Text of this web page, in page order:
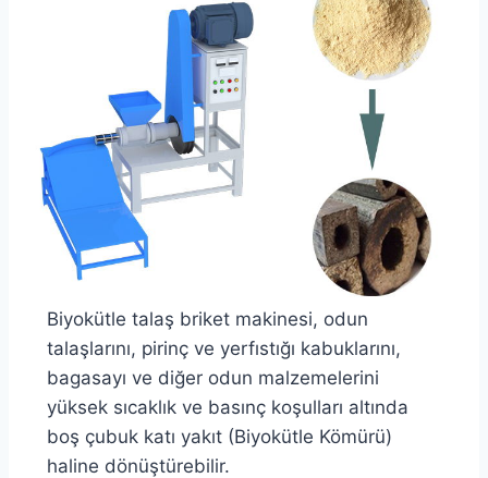
Biyokütle talaş briket makinesi, odun
talaşlarını, pirinç ve yerfıstığı kabuklarını,
bagasayı ve diğer odun malzemelerini
yüksek sıcaklık ve basınç koşulları altında
boş çubuk katı yakıt (Biyokütle Kömürü)
haline dönüştürebilir.